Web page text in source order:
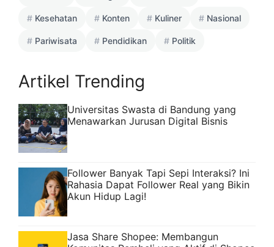
Kesehatan Konten Kuliner Nasional
Pariwisata Pendidikan Politik
Artikel Trending
Universitas Swasta di Bandung yang
Menawarkan Jurusan Digital Bisnis
Follower Banyak Tapi Sepi Interaksi? Ini
Rahasia Dapat Follower Real yang Bikin
Akun Hidup Lagi!
Jasa Share Shopee: Membangun